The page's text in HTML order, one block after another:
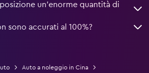
un’enorme quantità di
sono accurati al 100%?
Auto a noleggio in Cina